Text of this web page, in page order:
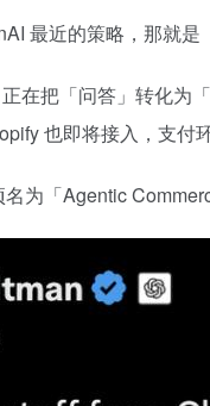
最近的策略，那就
在把「问答」转化为
也即将接入，支付
为「Agentic